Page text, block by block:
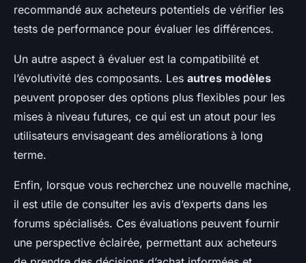
recommandé aux acheteurs potentiels de vérifier les
tests de performance pour évaluer les différences.
Un autre aspect à évaluer est la compatibilité et
l’évolutivité des composants. Les autres modèles
peuvent proposer des options plus flexibles pour les
mises à niveau futures, ce qui est un atout pour les
utilisateurs envisageant des améliorations à long
terme.
Enfin, lorsque vous recherchez une nouvelle machine,
il est utile de consulter les avis d’experts dans les
forums spécialisés. Ces évaluations peuvent fournir
une perspective éclairée, permettant aux acheteurs